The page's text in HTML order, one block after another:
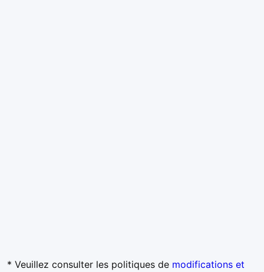
* Veuillez consulter les politiques de modifications et